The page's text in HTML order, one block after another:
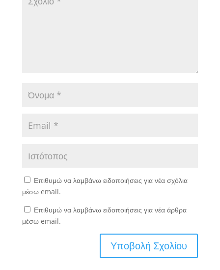
Επιθυμώ να λαμβάνω ειδοποιήσεις για νέα σχόλια
μέσω email.
Επιθυμώ να λαμβάνω ειδοποιήσεις για νέα άρθρα
μέσω email.